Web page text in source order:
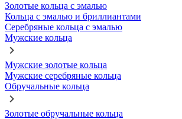
Золотые кольца с эмалью
Кольца с эмалью и бриллиантами
Серебряные кольца с эмалью
Мужские кольца
Мужские золотые кольца
Мужские серебряные кольца
Обручальные кольца
Золотые обручальные кольца